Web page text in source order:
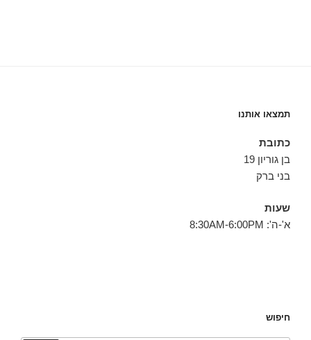
תמצאו אותנו
כתובת
בן גוריון 19
בני ברק
שעות
א'-ה': 8:30AM-6:00PM
חיפוש